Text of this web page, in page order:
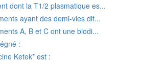
dont la T1/2 plasmatique es...
ayant des demi-vies dif...
A, B et C ont une biodi...
:
Ketek* est :